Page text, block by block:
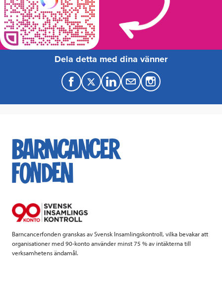
Dela detta med dina vänner
F
a
e
b
k
T
w
t
t
L
i
k
e
M
a
Barncancerfonden granskas av Svensk Insamlingskontroll, vilka bevakar att
organisationer med 90-konto använder minst 75 % av intäkterna till
verksamhetens ändamål.